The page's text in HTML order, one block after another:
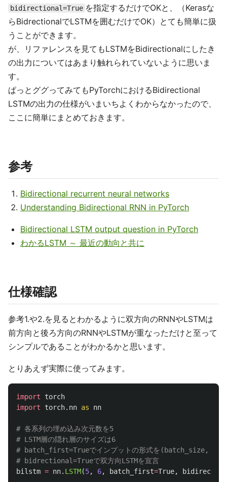
bidirectional=True を指定するだけでOKと、（Kerasな
らBidrectionalでLSTMを囲むだけでOK）とても簡単に扱
うことができます。
が、リファレンスを見てもLSTMをBidirectionalにしたき
の出力についてはあまり触れられていないように思いま
す。
ぱっとググってみてもPyTorchにおけるBidirectional
LSTMの出力の仕様がいまいちよくわからなかったので、
ここに簡単にまとめておきます。
参考
Bidirectional recurrent neural networks
Understanding Bidirectional RNN in PyTorch
Bidirectional LSTM output question in PyTorch
わかるLSTM ～ 最近の動向と共に
仕様確認
参考1.や2.を見るとわかるように双方向のRNNやLSTMは
前方向と後ろ方向のRNNやLSTMが重なっただけと至って
シンプルであることがわかるかと思います。
とりあえず実際に使ってみます。
import
torch
import
torch.nn as nn
# 各系列の埋め込み次元数を5
# LSTM層の隠れ層のサイズは6
# batch_first=Trueでインプットの形式を(batch_size,
bilstm = nn. LSTM(5, 6, batch_first=True,